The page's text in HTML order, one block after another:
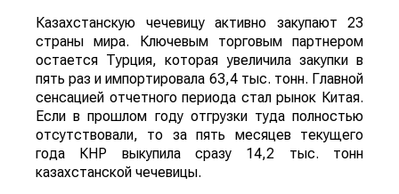
Казахстанскую чечевицу активно закупают 23
страны мира. Ключевым торговым партнером
остается Турция, которая увеличила закупки в
пять раз и импортировала 63,4 тыс. тонн. Главной
сенсацией отчетного периода стал рынок Китая.
Если в прошлом году отгрузки туда полностью
отсутствовали, то за пять месяцев текущего
года КНР выкупила сразу 14,2 тыс. тонн
казахстанской чечевицы.